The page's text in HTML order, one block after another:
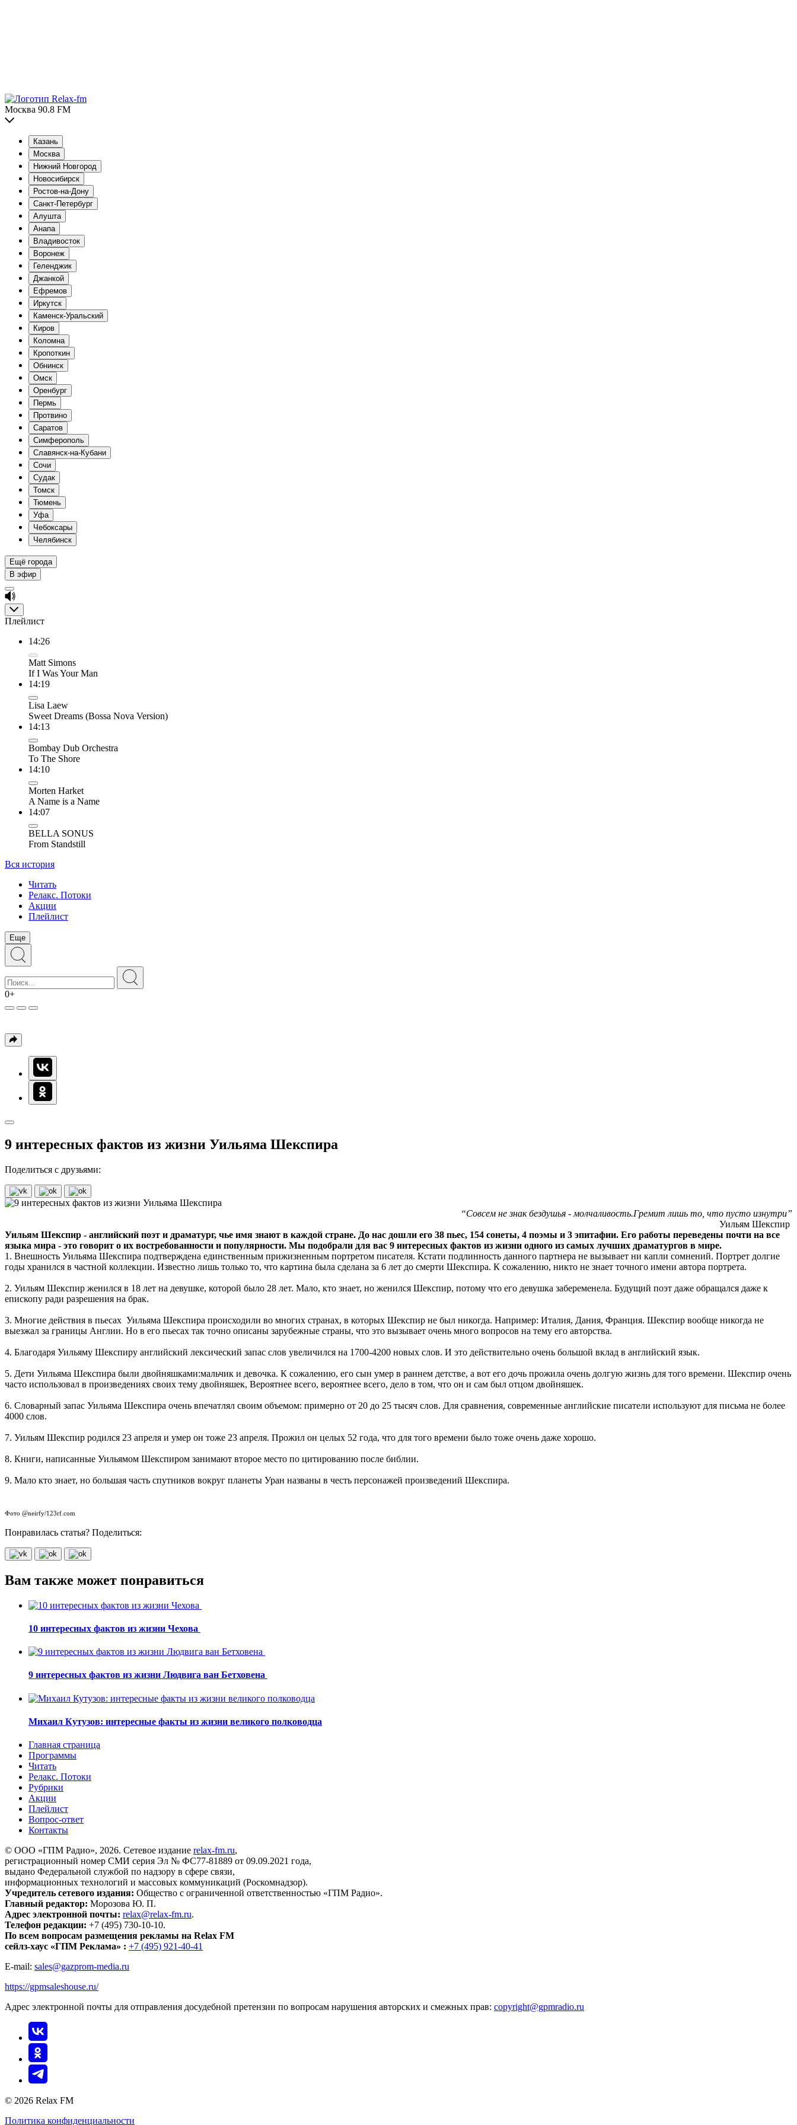
Москва 90.8 FM
Казань
Москва
Нижний Новгород
Новосибирск
Ростов-на-Дону
Санкт-Петербург
Алушта
Анапа
Владивосток
Воронеж
Геленджик
Джанкой
Ефремов
Иркутск
Каменск-Уральский
Киров
Коломна
Кропоткин
Обнинск
Омск
Оренбург
Пермь
Протвино
Саратов
Симферополь
Славянск-на-Кубани
Сочи
Судак
Томск
Тюмень
Уфа
Чебоксары
Челябинск
Ещё города
В эфир
Плейлист
14:26
Matt Simons
If I Was Your Man
14:19
Lisa Laew
Sweet Dreams (Bossa Nova Version)
14:13
Bombay Dub Orchestra
To The Shore
14:10
Morten Harket
A Name is a Name
14:07
BELLA SONUS
From Standstill
Вся история
Читать
Релакс. Потоки
Акции
Плейлист
Еще
0+
9 интересных фактов из жизни Уильяма Шекспира
Поделиться с друзьями:
“Совсем не знак бездушья - молчаливость.Гремит лишь то, что пусто изнутри”
Уильям Шекспир
Уильям Шекспир - английский поэт и драматург, чье имя знают в каждой стране. До нас дошли его 38 пьес, 154 сонеты, 4 поэмы и 3 эпитафии. Его работы переведены почти на все
языка мира - это говорит о их востребованности и популярности. Мы подобрали для вас 9 интересных фактов из жизни одного из самых лучших драматургов в мире.
1. Внешность Уильяма Шекспира подтверждена единственным прижизненным портретом писателя. Кстати подлинность данного партнера не вызывает ни капли сомнений. Портрет долгие
годы хранился в частной коллекции. Известно лишь только то, что картина была сделана за 6 лет до смерти Шекспира. К сожалению, никто не знает точного имени автора портрета.
2. Уильям Шекспир женился в 18 лет на девушке, которой было 28 лет. Мало, кто знает, но женился Шекспир, потому что его девушка забеременела. Будущий поэт даже обращался даже к
епископу ради разрешения на брак.
3. Многие действия в пьесах Уильяма Шекспира происходили во многих странах, в которых Шекспир не был никогда. Например: Италия, Дания, Франция. Шекспир вообще никогда не
выезжал за границы Англии. Но в его пьесах так точно описаны зарубежные страны, что это вызывает очень много вопросов на тему его авторства.
4. Благодаря Уильяму Шекспиру английский лексический запас слов увеличился на 1700-4200 новых слов. И это действительно очень большой вклад в английский язык.
5. Дети Уильяма Шекспира были двойняшками:мальчик и девочка. К сожалению, его сын умер в раннем детстве, а вот его дочь прожила очень долгую жизнь для того времени. Шекспир очень
часто использовал в произведениях своих тему двойняшек, Вероятнее всего, вероятнее всего, дело в том, что он и сам был отцом двойняшек.
6. Словарный запас Уильяма Шекспира очень впечатлял своим объемом: примерно от 20 до 25 тысяч слов. Для сравнения, современные английские писатели используют для письма не более
4000 слов.
7. Уильям Шекспир родился 23 апреля и умер он тоже 23 апреля. Прожил он целых 52 года, что для того времени было тоже очень даже хорошо.
8. Книги, написанные Уильямом Шекспиром занимают второе место по цитированию после библии.
9. Мало кто знает, но большая часть спутников вокруг планеты Уран названы в честь персонажей произведений Шекспира.
Фото @neirfy/123rf.com
Понравилась статья? Поделиться:
Вам также может понравиться
10 интересных фактов из жизни Чехова
9 интересных фактов из жизни Людвига ван Бетховена
Михаил Кутузов: интересные факты из жизни великого полководца
Главная страница
Программы
Читать
Релакс. Потоки
Рубрики
Акции
Плейлист
Вопрос-ответ
Контакты
© ООО «ГПМ Радио», 2026. Сетевое издание relax-fm.ru,
регистрационный номер СМИ серия Эл № ФС77-81889 от 09.09.2021 года,
выдано Федеральной службой по надзору в сфере связи,
информационных технологий и массовых коммуникаций (Роскомнадзор).
Учредитель сетевого издания: Общество с ограниченной ответственностью «ГПМ Радио».
Главный редактор: Морозова Ю. П.
Адрес электронной почты: relax@relax-fm.ru.
Телефон редакции: +7 (495) 730-10-10.
По всем вопросам размещения рекламы на Relax FM
сейлз-хаус «ГПМ Реклама» : +7 (495) 921-40-41
E-mail: sales@gazprom-media.ru
https://gpmsaleshouse.ru/
Адрес электронной почты для отправления досудебной претензии по вопросам нарушения авторских и смежных прав: copyright@gpmradio.ru
© 2026 Relax FM
Политика конфиденциальности